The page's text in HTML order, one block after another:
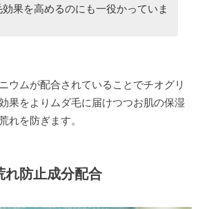
効果を高めるのにも一役かっていま
ウムが配合されていることでチオグリ
果をよりムダ毛に届けつつお肌の保湿
れを防ぎます。
れ防止成分配合